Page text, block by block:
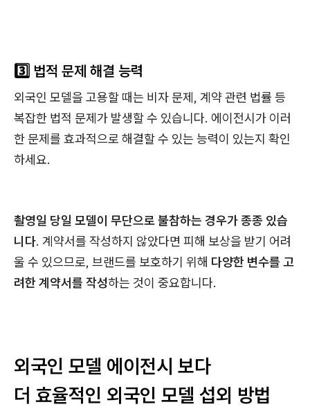
3️⃣ 법적 문제 해결 능력
외국인 모델을 고용할 때는 비자 문제, 계약 관련 법률 등
복잡한 법적 문제가 발생할 수 있습니다. 에이전시가 이러
한 문제를 효과적으로 해결할 수 있는 능력이 있는지 확인
하세요.
촬영일 당일 모델이 무단으로 불참하는 경우가 종종 있습
니다. 계약서를 작성하지 않았다면 피해 보상을 받기 어려
울 수 있으므로, 브랜드를 보호하기 위해 다양한 변수를 고
려한 계약서를 작성하는 것이 중요합니다.
외국인 모델 에이전시 보다
더 효율적인 외국인 모델 섭외 방법